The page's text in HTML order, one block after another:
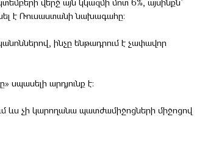
վերջ այն կկազմի մոտ 6%, այսինքն՝
է Ռուսաստանի նախագահը։
ինչը ենթադրում է չափավոր
սպասելի արդյունք է։
ևս չի կարողանա պատժամիջոցների միջոցով